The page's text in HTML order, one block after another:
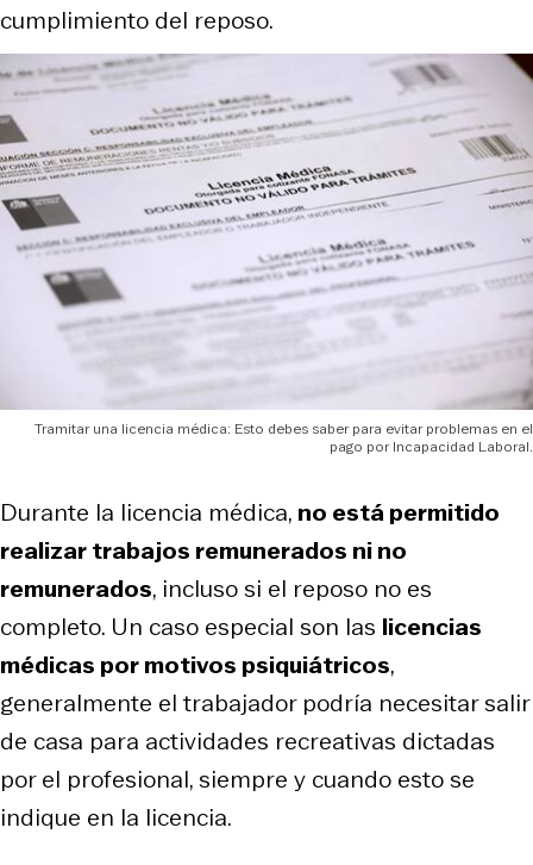
cumplimiento del reposo.
Tramitar una licencia médica: Esto debes saber para evitar problemas en el
pago por Incapacidad Laboral.
Durante la licencia médica, no está permitido
realizar trabajos remunerados ni no
remunerados, incluso si el reposo no es
completo. Un caso especial son las licencias
médicas por motivos psiquiátricos,
generalmente el trabajador podría necesitar salir
de casa para actividades recreativas dictadas
por el profesional, siempre y cuando esto se
indique en la licencia.